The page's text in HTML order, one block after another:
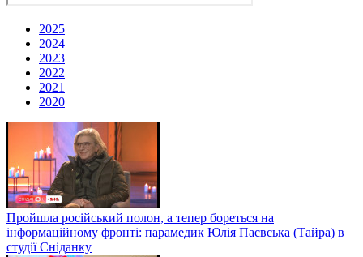
2025
2024
2023
2022
2021
2020
Пройшла російський полон, а тепер бореться на
інформаційному фронті: парамедик Юлія Паєвська (Тайра) в
студії Сніданку